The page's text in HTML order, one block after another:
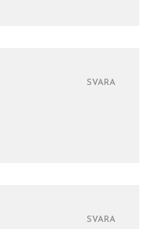
SVARA
SVARA